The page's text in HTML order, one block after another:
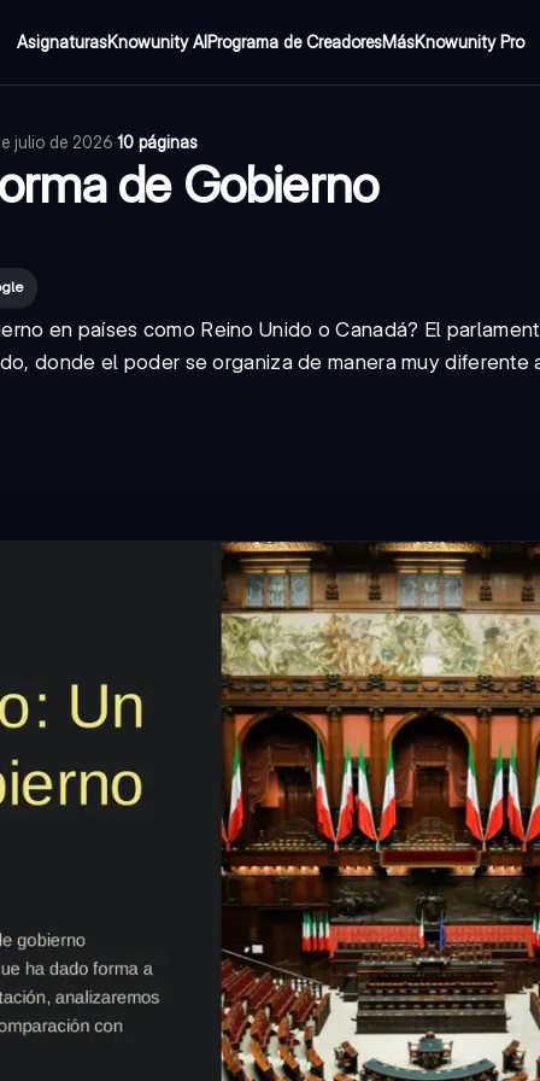
AsignaturasKnowunity AIPrograma de CreadoresMásKnowunity Pro
julio de 2026·10 páginas
de Gobierno
en países como Reino Unido o Canadá? El
donde el poder se organiza de manera muy diferente